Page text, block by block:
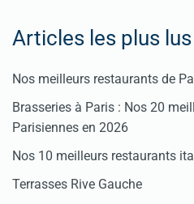
Articles les plus lus
Nos meilleurs restaurants de
Brasseries à Paris : Nos 20
Parisiennes en 2026
Nos 10 meilleurs restaurants
Terrasses Rive Gauche